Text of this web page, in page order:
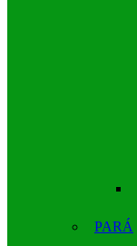
PARÁ